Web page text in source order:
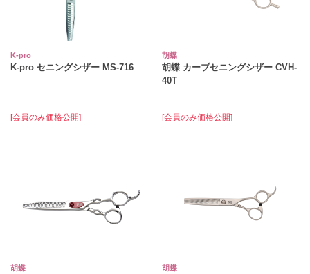
K‐pro
K‐pro セニングシザー MS-716
[会員のみ価格公開]
胡蝶
胡蝶 カーブセニングシザー CVH-
40T
[会員のみ価格公開]
胡蝶 胡蝶